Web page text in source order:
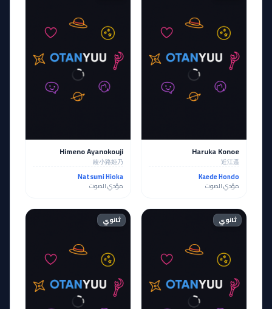
Haruka Konoe
近江遥
Kaede Hondo
مؤدي الصوت
Himeno Ayanokouji
綾小路姫乃
Natsumi Hioka
مؤدي الصوت
ثانوي ثانوي